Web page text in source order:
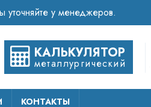
КАЛЬКУЛЯТОР
металлургический
КОНТАКТЫ